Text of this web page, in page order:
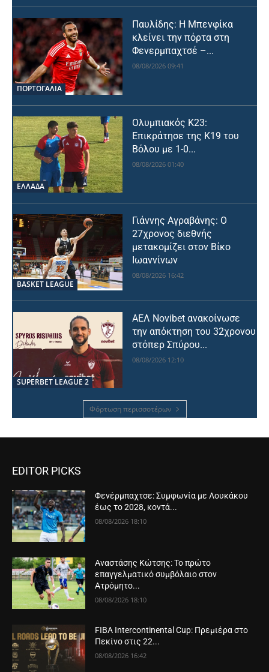
ΠΟΡΤΟΓΑΛΙΑ
Παυλίδης: Η Μπενφίκα
κλείνει την πόρτα στη
Φενερμπαχτσέ –...
08/08/2026 09:41
ΕΛΛΑΔΑ
Ολυμπιακός Κ23:
Επικράτησε της Κ19 του
Βόλου με 1-0...
08/08/2026 01:40
BASKET LEAGUE
Γιάννης Αγραβάνης: Ο
27χρονος διεθνής
μετακομίζει στον Βίκο
Ιωαννίνων
08/08/2026 16:42
SUPERBET LEAGUE 2
ΑΕΛ Novibet ανακοίνωσε
την απόκτηση του 32χρονου
στόπερ Σπύρου...
08/08/2026 12:10
Φόρτωση περισσοτέρων
EDITOR PICKS
Φενέρμπαχτσε: Συμφωνία με Λουκάκου
έως το 2028, κοντά...
08/08/2026 18:10
Αναστάσης Κώτσης: Το πρώτο
επαγγελματικό συμβόλαιο στον
Ατρόμητο...
08/08/2026 18:10
FIBA Intercontinental Cup: Πρεμιέρα στο
Πεκίνο στις 22...
08/08/2026 16:42